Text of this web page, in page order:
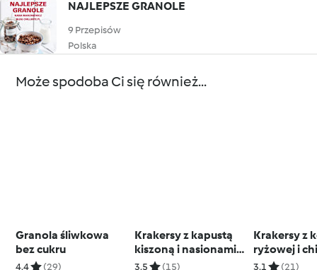
NAJLEPSZE GRANOLE
9 Przepisów
Polska
Może spodoba Ci się również...
Granola śliwkowa
bez cukru
4.4 (29)
Krakersy z kapustą
kiszoną i nasionami
konopi
3.5 (15)
Krakersy z
ryżowej i
3.1 (21)